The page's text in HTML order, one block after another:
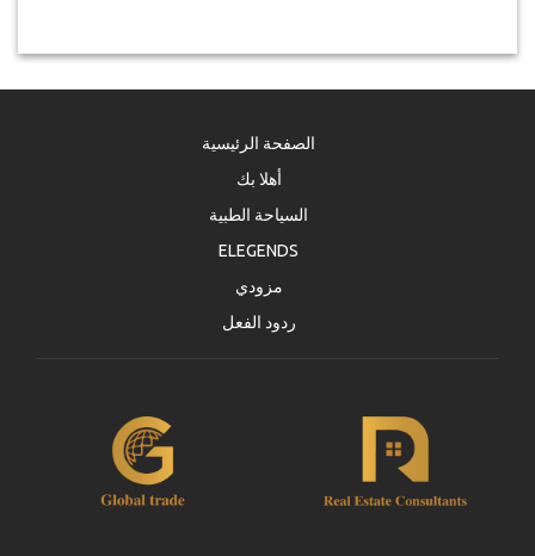
الصفحة الرئيسية
أهلا بك
السياحة الطبية
ELEGENDS
مزودي
ردود الفعل